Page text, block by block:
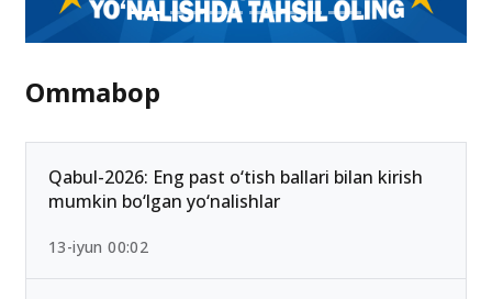
Ommabop
Qabul-2026: Eng past o‘tish ballari bilan kirish
mumkin bo‘lgan yo‘nalishlar
13-iyun 00:02